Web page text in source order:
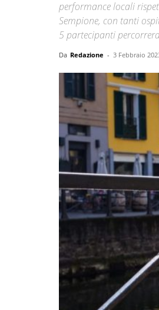
performance locali
Sempione, con tanti
5 partecipanti
Da Redazione - 3 Febbraio